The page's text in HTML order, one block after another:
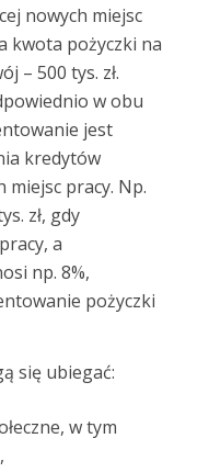
nowych miejsc
kwota pożyczki na
– 500 tys. zł.
w obu
jest
kredytów
pracy. Np.
zł, gdy
a
np. 8%,
pożyczki
się ubiegać:
w tym